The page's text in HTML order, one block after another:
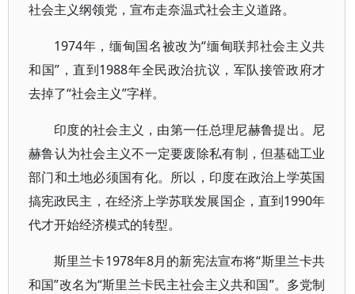
社会主义纲领党，宣布走奈温式社会主义道路。
1974年，缅甸国名被改为“缅甸联邦社会主义共
和国”，直到1988年全民政治抗议，军队接管政府才
去掉了“社会主义”字样。
印度的社会主义，由第一任总理尼赫鲁提出。尼
赫鲁认为社会主义不一定要废除私有制，但基础工业
部门和土地必须国有化。所以，印度在政治上学英国
搞宪政民主，在经济上学苏联发展国企，直到1990年
代才开始经济模式的转型。
斯里兰卡1978年8月的新宪法宣布将“斯里兰卡共
和国”改名为“斯里兰卡民主社会主义共和国”。多党制